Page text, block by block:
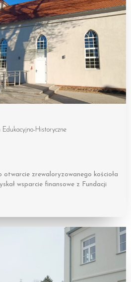
Historyczne
zrewaloryzowanego kościoła
wsparcie finansowe z Fundacji